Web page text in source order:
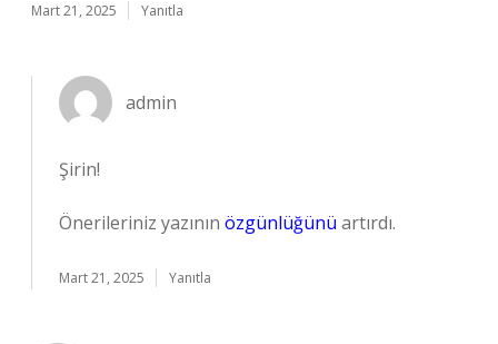
Mart 21, 2025 Yanıtla
admin
Şirin!
Önerileriniz yazının özgünlüğünü artırdı.
Mart 21, 2025 Yanıtla